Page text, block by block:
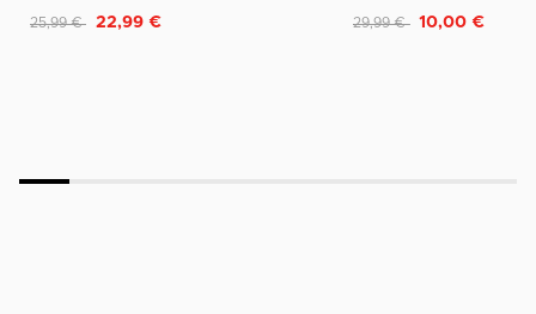
Remise de
25,99 € 22,99 € Remise de
29,99 € 10,00 €